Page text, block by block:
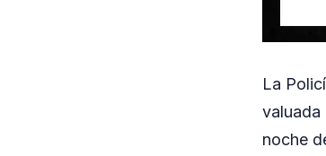
La
valuada
noche